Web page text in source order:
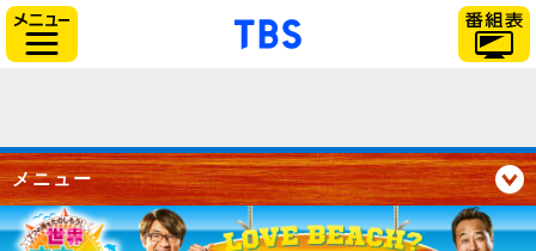
「TBSテレビ」トップページ
メニュー